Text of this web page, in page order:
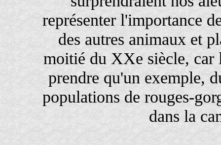
représenter l'importance
des autres animaux et
moitié du XXe siècle, car
prendre qu'un exemple,
populations de rouges-
dans la